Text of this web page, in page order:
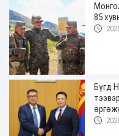
85
Бүгд